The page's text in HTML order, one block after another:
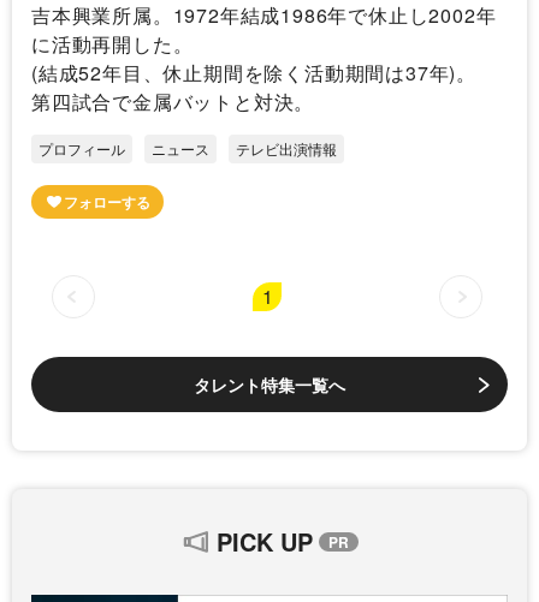
吉本興業所属。1972年結成1986年で休止し2002年
に活動再開した。
(結成52年目、休止期間を除く活動期間は37年)。
第四試合で金属バットと対決。
プロフィール ニュース テレビ出演情報
1
タレント特集一覧へ
PICK UP